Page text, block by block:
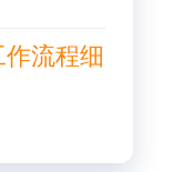
流程细